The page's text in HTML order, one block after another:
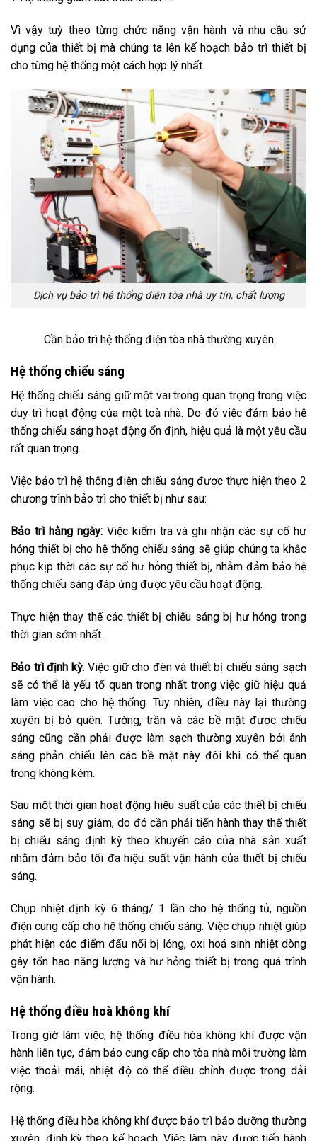
Vì vậy tuỳ theo từng chức năng vận hành và nhu cầu sử
dụng của thiết bị mà chúng ta lên kế hoạch bảo trì thiết bị
cho từng hệ thống một cách hợp lý nhất.
Dịch vụ bảo trì hệ thống điện tòa nhà uy tín, chất lượng
Cần bảo trì hệ thống điện tòa nhà thường xuyên
Hệ thống chiếu sáng
Hệ thống chiếu sáng giữ một vai trong quan trọng trong việc
duy trì hoạt động của một toà nhà. Do đó việc đảm bảo hệ
thống chiếu sáng hoạt động ổn định, hiệu quả là một yêu cầu
rất quan trọng.
Việc bảo trì hệ thống điện chiếu sáng được thực hiện theo 2
chương trình bảo trì cho thiết bị như sau:
Bảo trì hằng ngày:Việc kiểm tra và ghi nhận các sự cố hư
hỏng thiết bị cho hệ thống chiếu sáng sẽ giúp chúng ta khắc
phục kịp thời các sự cố hư hỏng thiết bị, nhằm đảm bảo hệ
thống chiếu sáng đáp ứng được yêu cầu hoạt động.
Thực hiện thay thế các thiết bị chiếu sáng bị hư hỏng trong
thời gian sớm nhất.
Bảo trì định kỳ: Việc giữ cho đèn và thiết bị chiếu sáng sạch
sẽ có thể là yếu tố quan trọng nhất trong việc giữ hiệu quả
làm việc cao cho hệ thống. Tuy nhiên, điều này lại thường
xuyên bị bỏ quên. Tường, trần và các bề mặt được chiếu
sáng cũng cần phải được làm sạch thường xuyên bởi ánh
sáng phản chiếu lên các bề mặt này đôi khi có thể quan
trọng không kém.
Sau một thời gian hoạt động hiệu suất của các thiết bị chiếu
sáng sẽ bị suy giảm, do đó cần phải tiến hành thay thế thiết
bị chiếu sáng định kỳ theo khuyến cáo của nhà sản xuất
nhằm đảm bảo tối đa hiệu suất vận hành của thiết bị chiếu
sáng.
Chụp nhiệt định kỳ 6 tháng/ 1 lần cho hệ thống tủ, nguồn
điện cung cấp cho hệ thống chiếu sáng. Việc chụp nhiệt giúp
phát hiện các điểm đấu nối bị lỏng, oxi hoá sinh nhiệt dòng
gây tổn hao năng lượng và hư hỏng thiết bị trong quá trình
vận hành.
Hệ thống điều hoà không khí
Trong giờ làm việc, hệ thống điều hòa không khí được vận
hành liên tục, đảm bảo cung cấp cho tòa nhà môi trường làm
việc thoải mái, nhiệt độ có thể điều chỉnh được trong dải
rộng.
Hệ thống điều hòa không khí được bảo trì bảo dưỡng thường